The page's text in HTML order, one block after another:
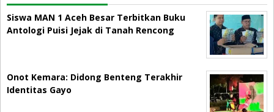
Siswa MAN 1 Aceh Besar Terbitkan Buku
Antologi Puisi Jejak di Tanah Rencong
Onot Kemara: Didong Benteng Terakhir
Identitas Gayo